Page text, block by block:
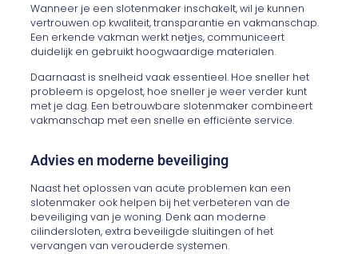
Wanneer je een slotenmaker inschakelt, wil je kunnen
vertrouwen op kwaliteit, transparantie en vakmanschap.
Een erkende vakman werkt netjes, communiceert
duidelijk en gebruikt hoogwaardige materialen.
Daarnaast is snelheid vaak essentieel. Hoe sneller het
probleem is opgelost, hoe sneller je weer verder kunt
met je dag. Een betrouwbare slotenmaker combineert
vakmanschap met een snelle en efficiënte service.
Advies en moderne beveiliging
Naast het oplossen van acute problemen kan een
slotenmaker ook helpen bij het verbeteren van de
beveiliging van je woning. Denk aan moderne
cilindersloten, extra beveiligde sluitingen of het
vervangen van verouderde systemen.